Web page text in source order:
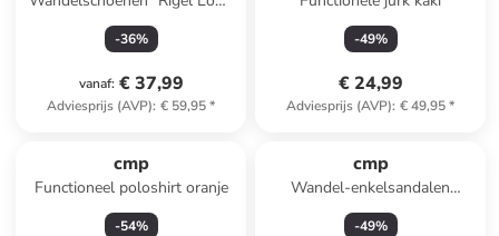
grijs/lichtroze
-36%
vanaf: € 37,99
Adviesprijs (AVP): € 59,95*
-49%
€ 24,99
Adviesprijs (AVP): € 49,95*
cmp
Functioneel poloshirt oranje
-54%
cmp
Wandel-enkelsandalen
"Aquarii" blauw
-49%